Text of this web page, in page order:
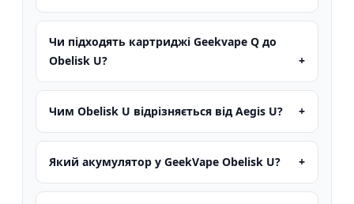
Чи підходять картриджі Geekvape Q до
Obelisk U?
Чим Obelisk U відрізняється від Aegis U?
Який акумулятор у GeekVape Obelisk U?